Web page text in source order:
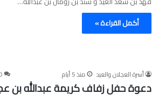
أكمل القراءة »
أسرة العجلان والعيد منذ 5 أيام
دعوة حفل زفاف كريمة عبدالله بن